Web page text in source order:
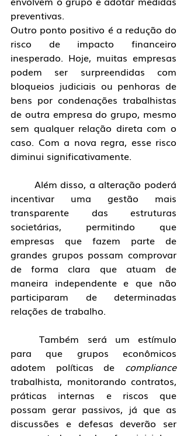
preventivas.
Outro ponto positivo é a redução do
risco de impacto financeiro
inesperado. Hoje, muitas empresas
podem ser surpreendidas com
bloqueios judiciais ou penhoras de
bens por condenações trabalhistas
de outra empresa do grupo, mesmo
sem qualquer relação direta com o
caso. Com a nova regra, esse risco
diminui significativamente.
incentivar uma gestão mais
transparente das estruturas
societárias, permitindo que
empresas que fazem parte de
grandes grupos possam comprovar
de forma clara que atuam de
maneira independente e que não
participaram de determinadas
relações de trabalho.
	Também será um estímulo
para que grupos econômicos
adotem políticas de
compliance
trabalhista, monitorando contratos,
práticas internas e riscos que
possam gerar passivos, já que as
discussões e defesas deverão ser